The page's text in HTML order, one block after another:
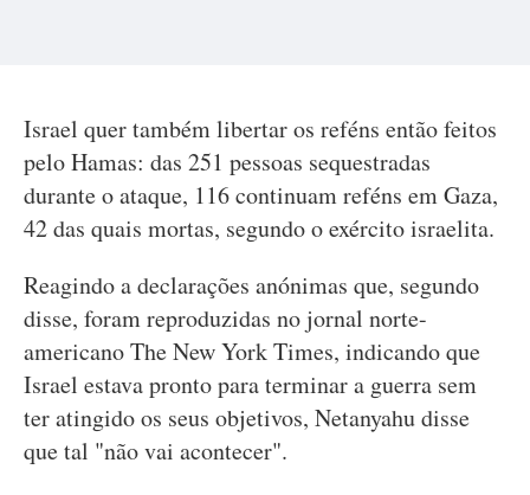
Israel quer também libertar os reféns então feitos
pelo Hamas: das 251 pessoas sequestradas
durante o ataque, 116 continuam reféns em Gaza,
42 das quais mortas, segundo o exército israelita.
Reagindo a declarações anónimas que, segundo
disse, foram reproduzidas no jornal norte-
americano The New York Times, indicando que
Israel estava pronto para terminar a guerra sem
ter atingido os seus objetivos, Netanyahu disse
que tal "não vai acontecer".